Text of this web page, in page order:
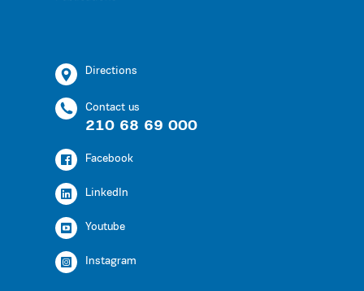
Directions
Contact us
210 68 69 000
Facebook
LinkedIn
Youtube
Instagram